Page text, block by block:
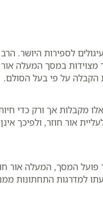
לספירות היושר.
מצוידות במסך המעלה אור
הקבלה על פי בעל הסולם.
מקבלות אך ורק כדי
אור חוזר, ולפיכך
פועל המסך, המעלה אור
למדרגות התחתונות